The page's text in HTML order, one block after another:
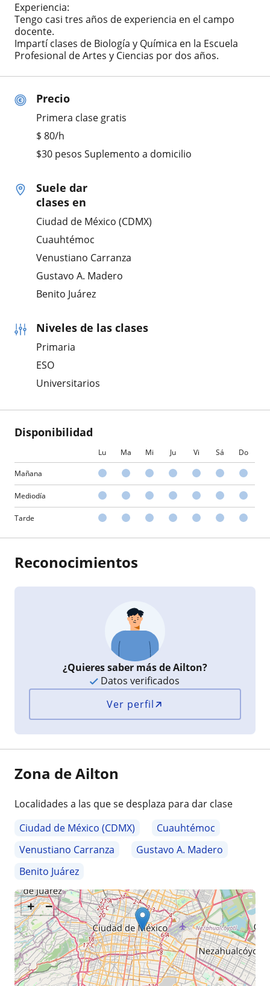
Precio
Primera clase gratis
$ 80/h
$30 pesos Suplemento a domicilio
Suele dar
clases en
Ciudad de México (CDMX)
Cuauhtémoc
Venustiano Carranza
Gustavo A. Madero
Benito Juárez
Niveles de las clases
Primaria
ESO
Universitarios
Disponibilidad
Lu Ma Mi Ju Vi Sá Do
Mañana
Mediodía
Tarde
Experiencia:
Tengo casi tres años de experiencia en el campo
docente.
Impartí clases de Biología y Química en la Escuela
Profesional de Artes y Ciencias por dos años.
Reconocimientos
¿Quieres saber más de Ailton?
Datos verificados
Ver perfil
Zona de Ailton
Localidades a las que se desplaza para dar clase
Ciudad de México (CDMX)
Cuauhtémoc
Venustiano Carranza
Gustavo A. Madero
Benito Juárez
+ −